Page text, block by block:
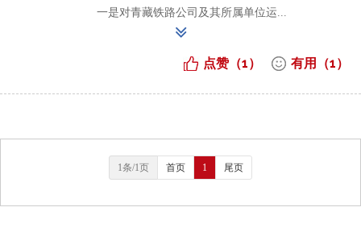
一是对青藏铁路公司及其所属单位运...
点赞（1） 有用（1）
1条/1页 首页 1 尾页